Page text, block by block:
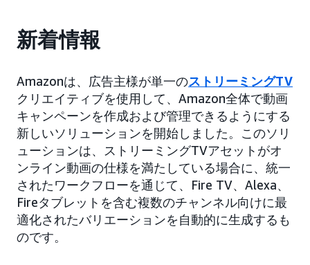
新着情報
Amazonは、広告主様が単一のストリーミングTV
クリエイティブを使用して、Amazon全体で動画
キャンペーンを作成および管理できるようにする
新しいソリューションを開始しました。このソリ
ューションは、ストリーミングTVアセットがオ
ンライン動画の仕様を満たしている場合に、統一
されたワークフローを通じて、Fire TV、Alexa、
Fireタブレットを含む複数のチャンネル向けに最
適化されたバリエーションを自動的に生成するも
のです。